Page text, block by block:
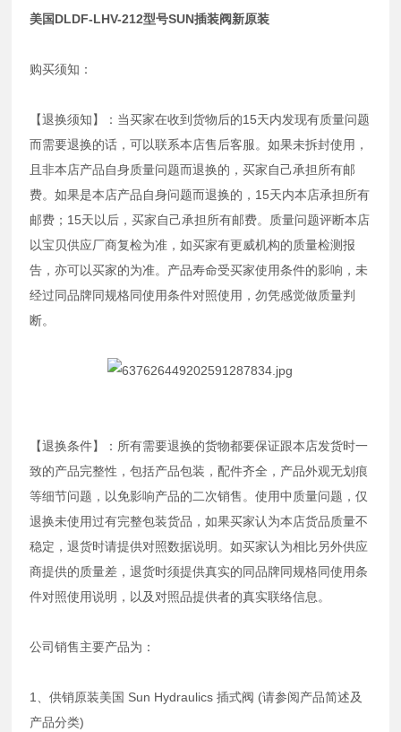
美国DLDF-LHV-212型号SUN插装阀新原装
购买须知：
【退换须知】：当买家在收到货物后的15天内发现有质量问题
而需要退换的话，可以联系本店售后客服。如果未拆封使用，
且非本店产品自身质量问题而退换的，买家自己承担所有邮
费。如果是本店产品自身问题而退换的，15天内本店承担所有
邮费；15天以后，买家自己承担所有邮费。质量问题评断本店
以宝贝供应厂商复检为准，如买家有更威机构的质量检测报
告，亦可以买家的为准。产品寿命受买家使用条件的影响，未
经过同品牌同规格同使用条件对照使用，勿凭感觉做质量判
断。
【退换条件】：所有需要退换的货物都要保证跟本店发货时一
致的产品完整性，包括产品包装，配件齐全，产品外观无划痕
等细节问题，以免影响产品的二次销售。使用中质量问题，仅
退换未使用过有完整包装货品，如果买家认为本店货品质量不
稳定，退货时请提供对照数据说明。如买家认为相比另外供应
商提供的质量差，退货时须提供真实的同品牌同规格同使用条
件对照使用说明，以及对照品提供者的真实联络信息。
公司销售主要产品为：
1、供销原装美国 Sun Hydraulics 插式阀 (请参阅产品简述及
产品分类)